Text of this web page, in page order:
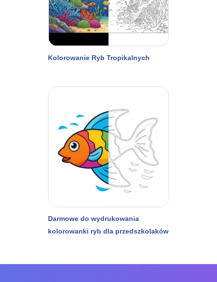
Kolorowanie Ryb Tropikalnych
Darmowe do wydrukowania
kolorowanki ryb dla przedszkolaków